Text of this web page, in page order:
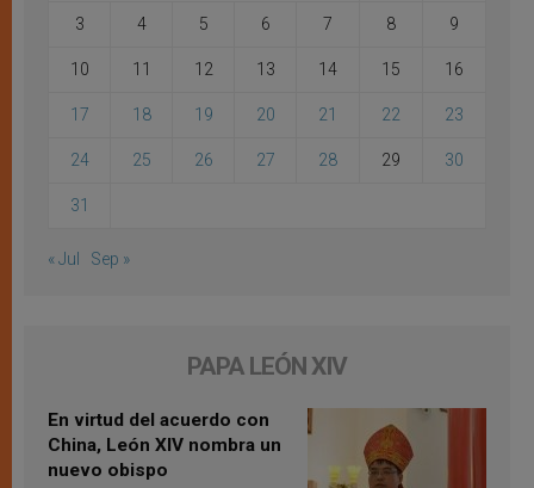
3 4 5 6 7 8 9
10 11 12 13 14 15 16
17 18 19 20 21 22 23
24 25 26 27 28 29 30
31
« Jul Sep »
PAPA LEÓN XIV
En virtud del acuerdo con
China, León XIV nombra un
nuevo obispo